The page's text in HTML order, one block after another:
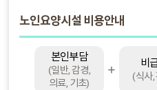
노인요양시설 비용안내
본인부담
(일반, 감경,
의료, 기초)
비
(식사,